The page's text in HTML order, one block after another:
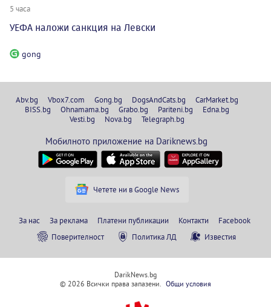
5 часа
УЕФА наложи санкция на Левски
gong
Abv.bg Vbox7.com Gong.bg DogsAndCats.bg
CarMarket.bg
BISS.bg
Ohnamama.bg Grabo.bg Pariteni.bg
Edna.bg
Vesti.bg
Nova.bg Telegraph.bg
Мобилното приложение на Dariknews.bg
Четете ни в Google News
За нас За реклама Платени публикации Контакти
Facebook
Поверителност
Политика ЛД Известия
DarikNews.bg
© 2026 Всички права запазени.
Общи условия